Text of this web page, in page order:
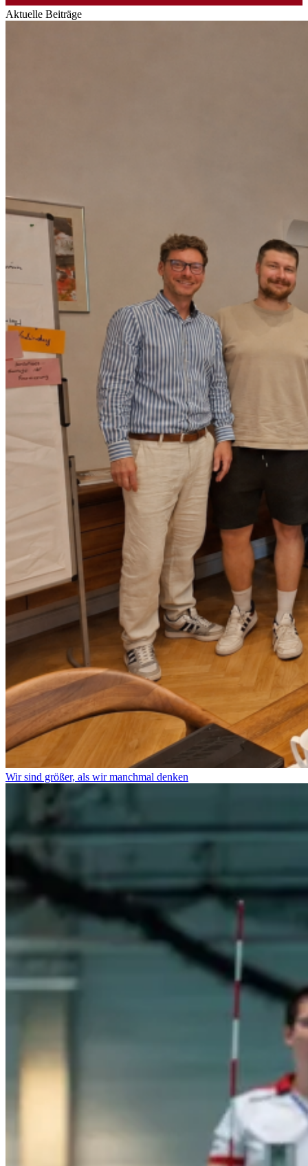
Aktuelle Beiträge
Wir sind größer, als wir manchmal denken